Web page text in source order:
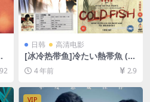
日韩 高清电影
[冰冷热带鱼]冷たい熱帯魚 (2
010)[百度网盘+夸克网盘+迅
雷云盘资源1080P超清未删减]
[MP4/9.2GB][日语中字]
4 年前 2.9
VIP